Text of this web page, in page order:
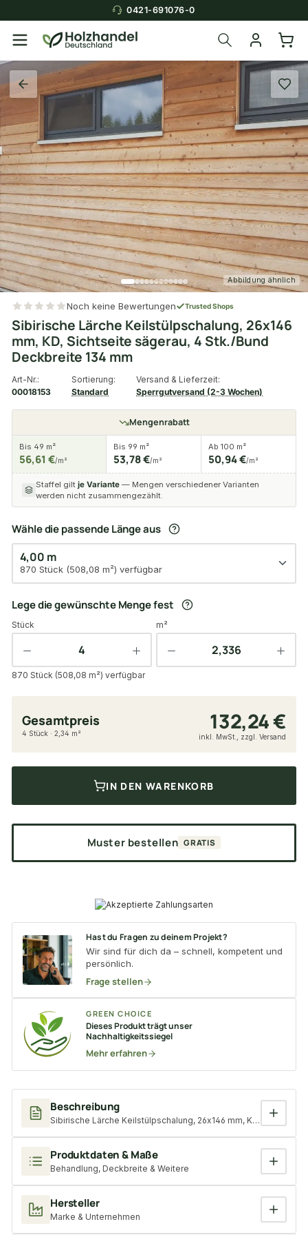
0421-691076-0
Abbildung ähnlich
Beschreibung
Sibirische Lärche Keilstülpschalung, 26x146 mm, KD,
Produktdaten & Maße
Behandlung, Deckbreite & Weitere
Hersteller
Marke & Unternehmen
Noch keine Bewertungen Trusted Shops
Sibirische Lärche Keilstülpschalung, 26x146
mm, KD, Sichtseite sägerau, 4 Stk./Bund
Deckbreite 134 mm
Art-Nr.:
00018153
Sortierung:
Standard
Versand & Lieferzeit:
Sperrgutversand (2-3 Wochen)
Mengenrabatt
Bis 49 m²
56,61 €/m²
Bis 99 m²
53,78 €/m²
Ab 100 m²
50,94 €/m²
Staffel gilt je Variante — Mengen verschiedener Varianten
werden nicht zusammengezählt.
Wähle die passende Länge aus
4,00 m
870 Stück (508,08 m²) verfügbar
Lege die gewünschte Menge fest
Stück m²
870 Stück (508,08 m²) verfügbar
Gesamtpreis 132,24 €
4 Stück · 2,34 m² inkl. MwSt., zzgl. Versand
IN DEN WARENKORB
Muster bestellen GRATIS
Hast du Fragen zu deinem Projekt?
Wir sind für dich da – schnell, kompetent und
persönlich.
Frage stellen
GREEN CHOICE
Dieses Produkt trägt unser
Nachhaltigkeitssiegel
Mehr erfahren